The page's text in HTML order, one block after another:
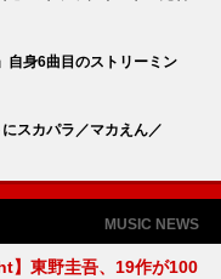
自身6曲目のストリーミン
スカパラ／マカえん／
MUSIC NEWS
】東野圭吾、19作が100